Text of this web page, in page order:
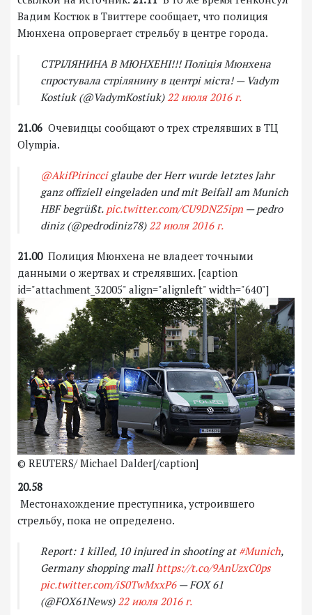
Вадим Костюк в Твиттере сообщает, что полиция
Мюнхена опровергает стрельбу в центре города.
СТРІЛЯНИНА В МЮНХЕНІ!!! Поліція Мюнхена
спростувала стрілянину в центрі міста! — Vadym
Kostiuk (@VadymKostiuk) 22 июля 2016 г.
21.06 Очевидцы сообщают о трех стрелявших в ТЦ
Olympia.
@AkifPirincciglaube der Herr wurde letztes Jahr
ganz offiziell eingeladen und mit Beifall am Munich
HBF begrüßt. pic.twitter.com/CU9DNZ5ipn — pedro
diniz (@pedrodiniz78) 22 июля 2016 г.
21.00Полиция Мюнхена не владеет точными
данными о жертвах и стрелявших. [caption
id="attachment_32005" align="alignleft" width="640"]
© REUTERS/ Michael Dalder[/caption]
20.58
Местонахождение преступника, устроившего
стрельбу, пока не определено.
Report: 1 killed, 10 injured in shooting at #Munich,
Germany shopping mallhttps://t.co/9AnUzxC0ps
pic.twitter.com/iS0TwMxxP6— FOX 61
(@FOX61News)22 июля 2016 г.